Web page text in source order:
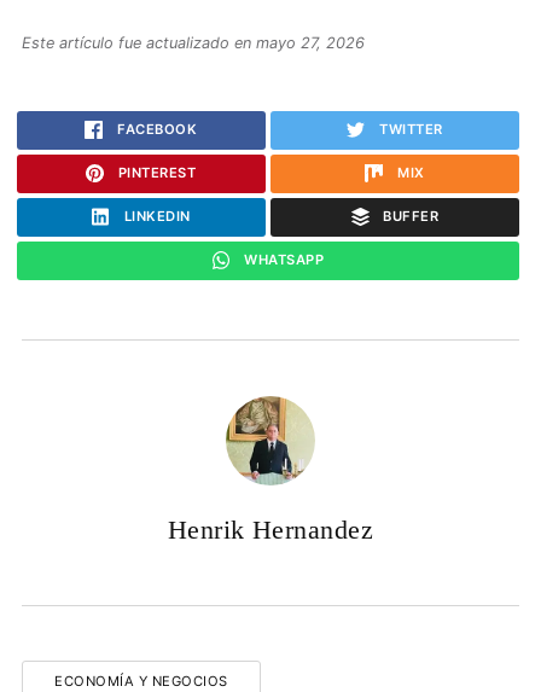
Este artículo fue actualizado en mayo 27, 2026
FACEBOOK TWITTER
PINTEREST MIX
LINKEDIN BUFFER
WHATSAPP
Henrik Hernandez
ECONOMÍA Y NEGOCIOS